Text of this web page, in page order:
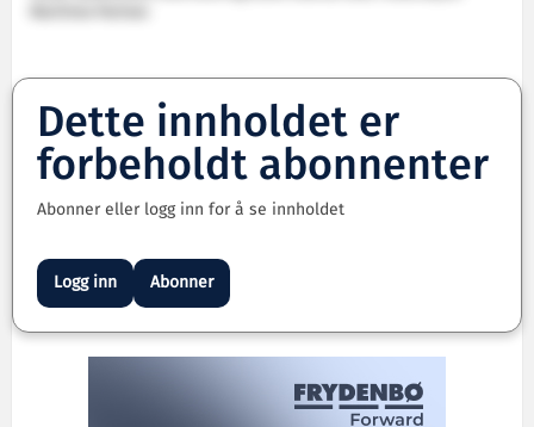
Dette innholdet er
forbeholdt abonnenter
Abonner eller logg inn for å se innholdet
Logg inn Abonner